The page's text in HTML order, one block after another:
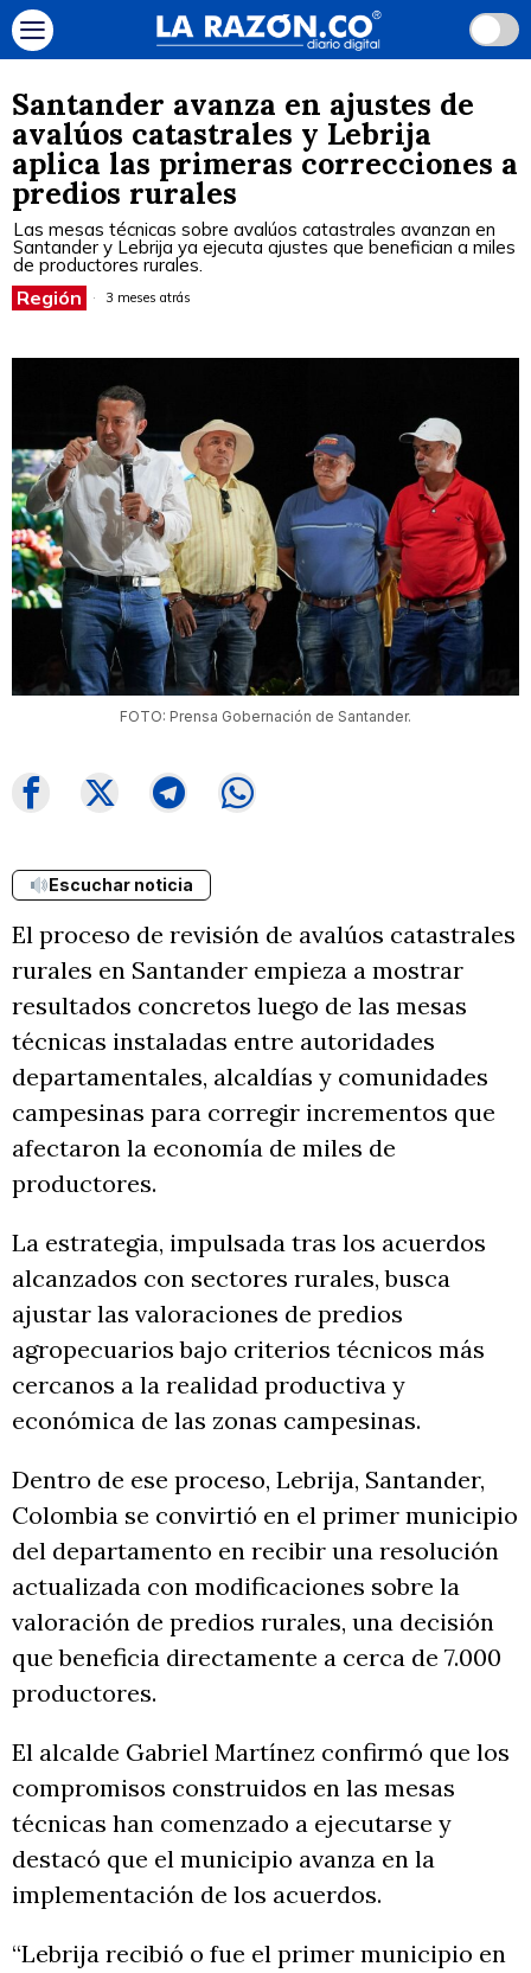
Santander avanza en ajustes de
avalúos catastrales y Lebrija
aplica las primeras correcciones a
predios rurales
Las mesas técnicas sobre avalúos catastrales avanzan en
Santander y Lebrija ya ejecuta ajustes que benefician a miles
de productores rurales.
Región 3 meses atrás
FOTO: Prensa Gobernación de Santander.
Escuchar noticia
El proceso de revisión de avalúos catastrales
rurales en Santander empieza a mostrar
resultados concretos luego de las mesas
técnicas instaladas entre autoridades
departamentales, alcaldías y comunidades
campesinas para corregir incrementos que
afectaron la economía de miles de
productores.
La estrategia, impulsada tras los acuerdos
alcanzados con sectores rurales, busca
ajustar las valoraciones de predios
agropecuarios bajo criterios técnicos más
cercanos a la realidad productiva y
económica de las zonas campesinas.
Dentro de ese proceso, Lebrija, Santander,
Colombia se convirtió en el primer municipio
del departamento en recibir una resolución
actualizada con modificaciones sobre la
valoración de predios rurales, una decisión
que beneficia directamente a cerca de 7.000
productores.
El alcalde Gabriel Martínez confirmó que los
compromisos construidos en las mesas
técnicas han comenzado a ejecutarse y
destacó que el municipio avanza en la
implementación de los acuerdos.
“Lebrija recibió o fue el primer municipio en